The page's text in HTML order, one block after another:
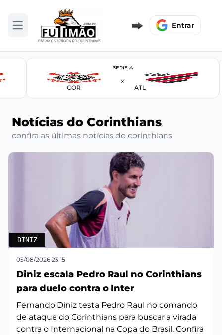
Abrir menu Entrar
SERIE A
COR
X
ATL
Notícias do Corinthians
confira as últimas notícias do corinthians
DINIZ
05/08/2026 23:15
Diniz escala Pedro Raul no Corinthians
para duelo contra o Inter
Fernando Diniz testa Pedro Raul no comando
de ataque do Corinthians para buscar a virada
contra o Internacional na Copa do Brasil. Confira